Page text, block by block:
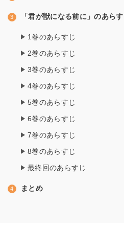
「君が獣になる前に」のあら
1巻のあらすじ
2巻のあらすじ
3巻のあらすじ
4巻のあらすじ
5巻のあらすじ
6巻のあらすじ
7巻のあらすじ
8巻のあらすじ
最終回のあらすじ
まとめ